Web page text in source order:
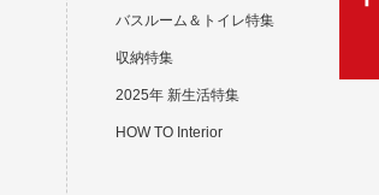
バスルーム＆トイレ特集
収納特集
2025年 新生活特集
HOW TO Interior